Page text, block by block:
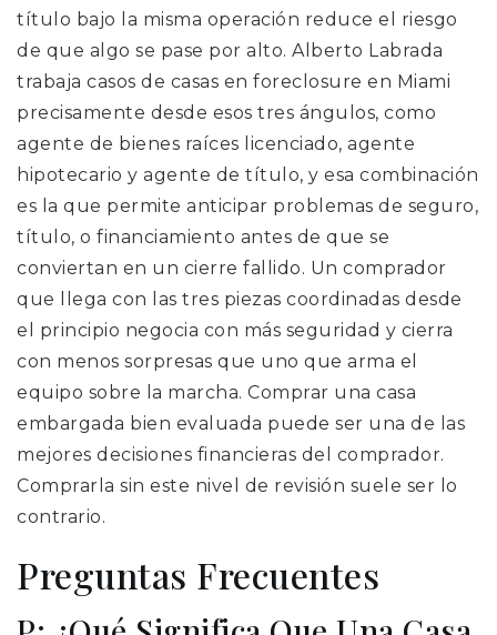
título bajo la misma operación reduce el riesgo
de que algo se pase por alto. Alberto Labrada
trabaja casos de casas en foreclosure en Miami
precisamente desde esos tres ángulos, como
agente de bienes raíces licenciado, agente
hipotecario y agente de título, y esa combinación
es la que permite anticipar problemas de seguro,
título, o financiamiento antes de que se
conviertan en un cierre fallido. Un comprador
que llega con las tres piezas coordinadas desde
el principio negocia con más seguridad y cierra
con menos sorpresas que uno que arma el
equipo sobre la marcha. Comprar una casa
embargada bien evaluada puede ser una de las
mejores decisiones financieras del comprador.
Comprarla sin este nivel de revisión suele ser lo
contrario.
Preguntas Frecuentes